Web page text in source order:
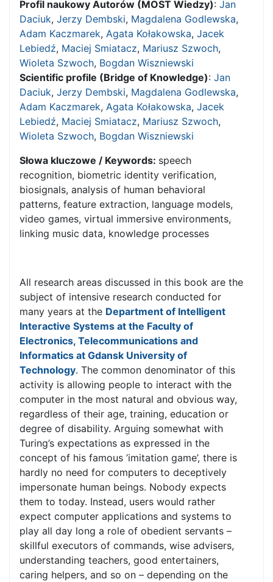
Profil naukowy Autorów (MOST Wiedzy): Jan
Daciuk, Jerzy Dembski, Magdalena Godlewska,
Adam Kaczmarek, Agata Kołakowska, Jacek
Lebiedź, Maciej Smiatacz, Mariusz Szwoch,
Wioleta Szwoch, Bogdan Wiszniewski
Scientific profile (Bridge of Knowledge): Jan
Daciuk, Jerzy Dembski, Magdalena Godlewska,
Adam Kaczmarek, Agata Kołakowska, Jacek
Lebiedź, Maciej Smiatacz, Mariusz Szwoch,
Wioleta Szwoch, Bogdan Wiszniewski
Słowa kluczowe / Keywords: speech
recognition, biometric identity verification,
biosignals, analysis of human behavioral
patterns, feature extraction, language models,
video games, virtual immersive environments,
linking music data, knowledge processes
All research areas discussed in this book are the
subject of intensive research conducted for
many years at the Department of Intelligent
Interactive Systems at the Faculty of
Electronics, Telecommunications and
Informatics at Gdansk University of
Technology. The common denominator of this
activity is allowing people to interact with the
computer in the most natural and obvious way,
regardless of their age, training, education or
degree of disability. Arguing somewhat with
Turing’s expectations as expressed in the
concept of his famous ’imitation game’, there is
hardly no need for computers to deceptively
impersonate human beings. Nobody expects
them to today. Instead, users would rather
expect computer applications and systems to
play all day long a role of obedient servants –
skillful executors of commands, wise advisers,
understanding teachers, good entertainers,
caring helpers, and so on – depending on the